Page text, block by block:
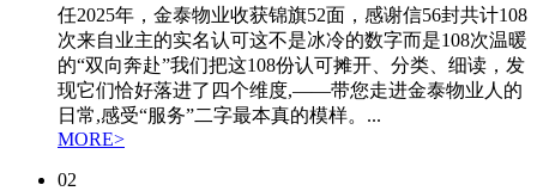
任2025年，金泰物业收获锦旗52面，感谢信56封共计108
次来自业主的实名认可这不是冰冷的数字而是108次温暖
的“双向奔赴”我们把这108份认可摊开、分类、细读，发
现它们恰好落进了四个维度,——带您走进金泰物业人的
日常,感受“服务”二字最本真的模样。...
MORE>
02